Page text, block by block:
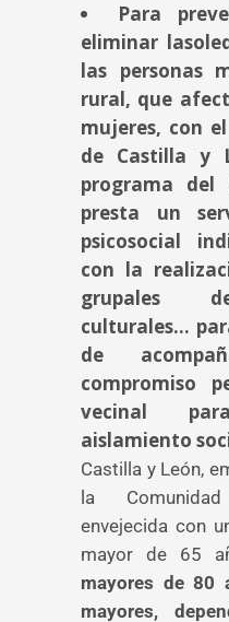
Para
eliminar
las personas
rural, que
mujeres, con
de Castilla y
programa del
presta un
psicosocial
con la
grupales
culturales…
de
compromiso
vecinal
aislamiento
Castilla y León,
la
envejecida con
mayor de 65
mayores de 80
mayores,